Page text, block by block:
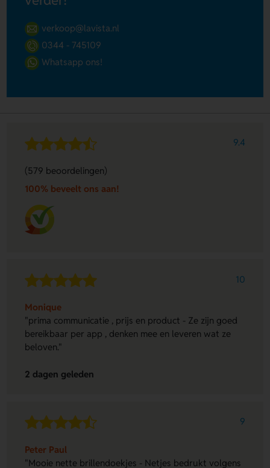
verkoop@lavista.nl
0344 - 745109
Whatsapp ons!
9.4
(579 beoordelingen)
100% beveelt ons aan!
10
Monique
"prima communicatie , prijs en product - Ze zijn goed
bereikbaar per app , denken mee en leveren wat ze
beloven."
2 dagen geleden
9
Peter Paul
"Mooie nette brillendoekjes - Netjes bedrukt volgens